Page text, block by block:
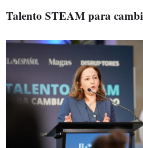
Talento STEAM para